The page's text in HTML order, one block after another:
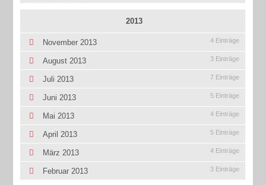
2013
November 2013 4 Einträge
August 2013 3 Einträge
Juli 2013 7 Einträge
Juni 2013 5 Einträge
Mai 2013 4 Einträge
April 2013 5 Einträge
März 2013 4 Einträge
Februar 2013 3 Einträge